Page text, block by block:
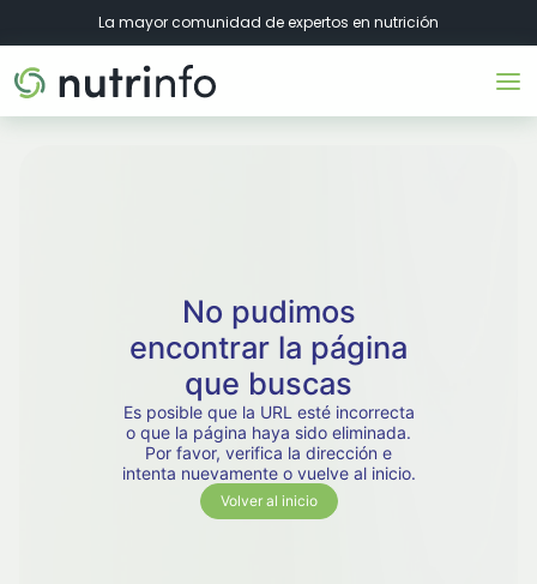
La mayor comunidad de expertos en nutrición
No pudimos
encontrar la página
que buscas
Es posible que la URL esté incorrecta
o que la página haya sido eliminada.
Por favor, verifica la dirección e
intenta nuevamente o vuelve al inicio.
Volver al inicio